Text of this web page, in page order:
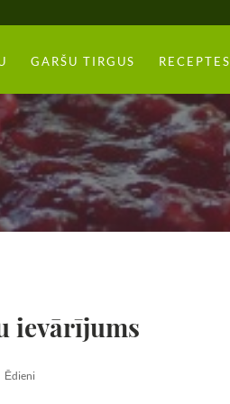
GARŠU TIRGUS RECEPTES
ievārījums
Ēdieni